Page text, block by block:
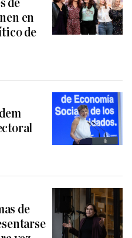
de
en
de
de